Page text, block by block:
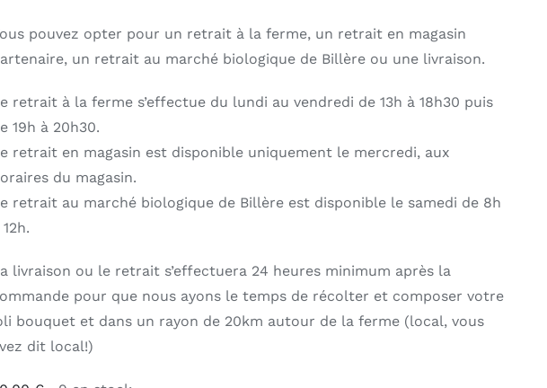
pouvez opter pour un retrait à la ferme, un retrait en magasin
un retrait au marché biologique de Billère ou une livraison.
retrait à la ferme s’effectue du lundi au vendredi de 13h à 18h30 puis
19h à 20h30.
retrait en magasin est disponible uniquement le mercredi, aux
du magasin.
retrait au marché biologique de Billère est disponible le samedi de 8h
12h.
livraison ou le retrait s’effectuera 24 heures minimum après la
pour que nous ayons le temps de récolter et composer votre
bouquet et dans un rayon de 20km autour de la ferme (local, vous
dit local!)